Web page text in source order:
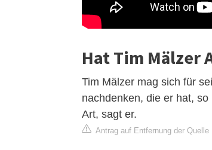
Hat Tim Mälzer
Tim Mälzer mag sich für
nachdenken, die er hat,
Art, sagt er.
Antrag auf Entfernung der Quelle